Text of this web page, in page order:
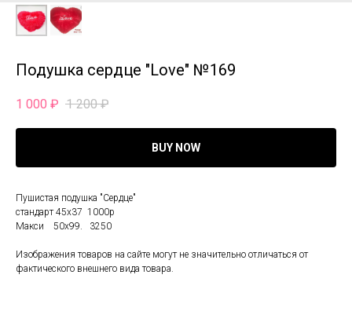
Подушка сердце "Love" №169
1 000 ₽ 1 200 ₽
BUY NOW
Пушистая подушка "Сердце"
стандарт 45х37 1000р
Макси 50х99. 3250
Изображения товаров на сайте могут не значительно отличаться от
фактического внешнего вида товара.